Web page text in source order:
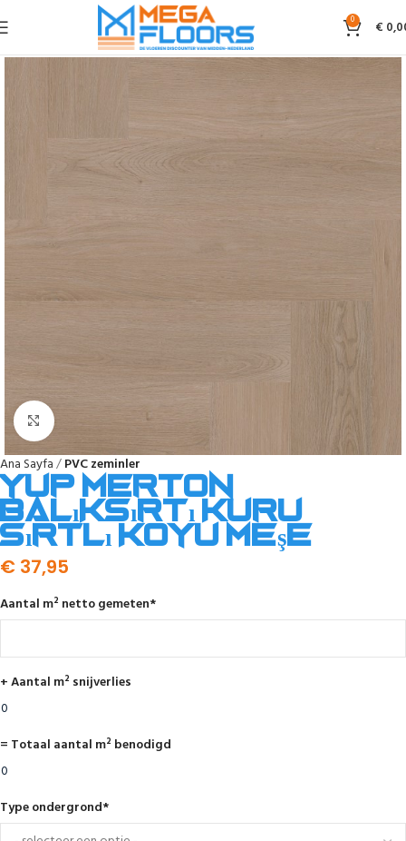
0 €
Ana Sayfa PVC zeminler
YUP Merton
balıksırtı kuru
sırtlı koyu meşe
€ 37,95
Aantal m² netto gemeten*
+ Aantal m² snijverlies
= Totaal aantal m² benodigd
Type ondergrond*
Click to enlarge